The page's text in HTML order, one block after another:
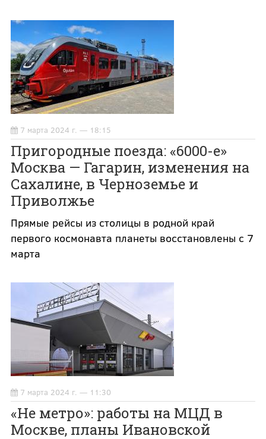
7 марта 2024 г. — 18:15
Пригородные поезда: «6000-е»
Москва — Гагарин, изменения на
Сахалине, в Черноземье и
Приволжье
Прямые рейсы из столицы в родной край
первого космонавта планеты восстановлены с 7
марта
7 марта 2024 г. — 11:30
«Не метро»: работы на МЦД в
Москве, планы Ивановской